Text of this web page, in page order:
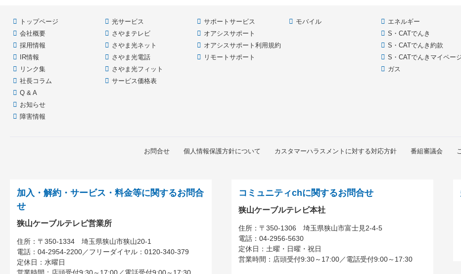
トップページ
会社概要
採用情報
IR情報
リンク集
社長コラム
Q & A
お知らせ
障害情報
光サービス
さやまテレビ
さやま光ネット
さやま光電話
さやま光フィット
サービス価格表
サポートサービス
オアシスサポート
オアシスサポート利用規約
リモートサポート
モバイル
エネルギー
S・CATでんき
S・CATでんき約款
S・CATでんきマイペー
ガス
お問合せ 個人情報保護方針について カスタマーハラスメントに対する対応方針 番組審議会
加入・解約・サービス・料金等に関するお問合
せ
狭山ケーブルテレビ営業所
住所： 〒350-1334 埼玉県狭山市狭山20-1
電話： 04-2954-2200／フリーダイヤル：0120-340-379
定休日：水曜日
営業時間： 店頭受付9:30～17:00 ／電話受付9:00～17:30
コミュニティchに関するお問合せ
狭山ケーブルテレビ本社
住所： 〒350-1306 埼玉県狭山市富士見2-4-5
電話： 04-2956-5630
定休日：土曜・日曜・祝日
営業時間： 店頭受付9:30～17:00／電話受付9:00～17:30